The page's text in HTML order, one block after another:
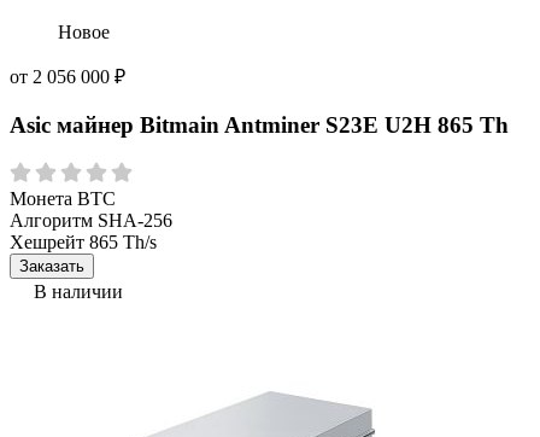
Новое
от 2 056 000 ₽
Asic майнер Bitmain Antminer S23E U2H 865 Th
Монета BTC
Алгоритм SHA-256
Хешрейт 865 Th/s
Заказать
В наличии